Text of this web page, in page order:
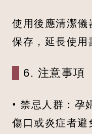
使用後應清潔
保存，延長使用
6. 注意事項
• 禁忌人群：孕
傷口或炎症者避